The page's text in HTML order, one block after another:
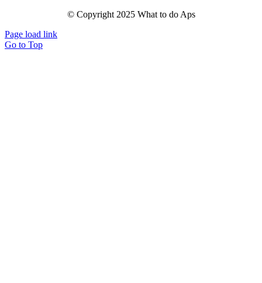
© Copyright 2025 What to do Aps
Page load link
Go to Top